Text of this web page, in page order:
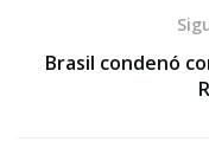
Brasil condenó